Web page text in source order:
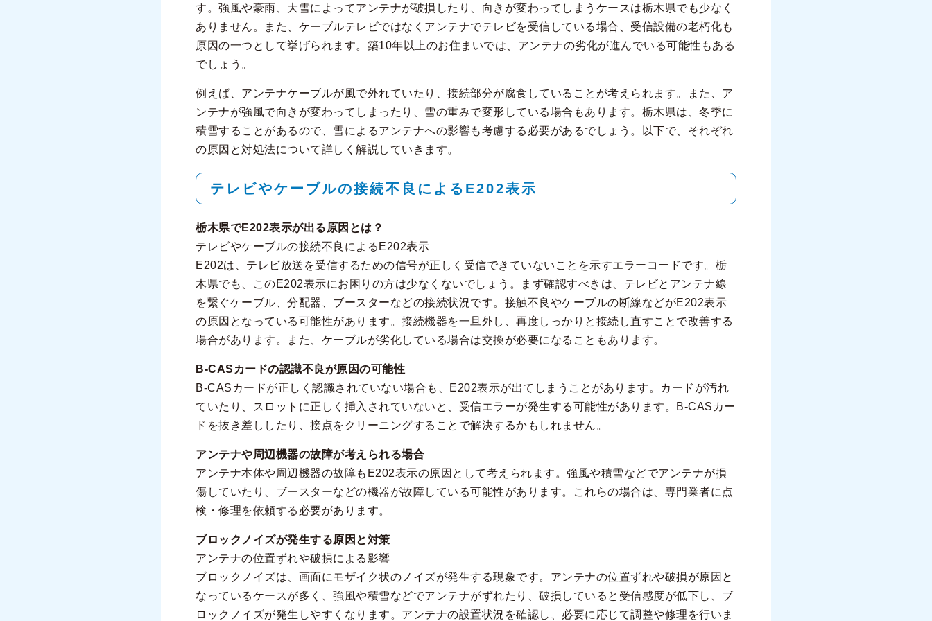
す。強風や豪雨、大雪によってアンテナが破損したり、向きが変わってしまうケースは栃木県でも少なく
ありません。また、ケーブルテレビではなくアンテナでテレビを受信している場合、受信設備の老朽化も
原因の一つとして挙げられます。築10年以上のお住まいでは、アンテナの劣化が進んでいる可能性もある
でしょう。
例えば、アンテナケーブルが風で外れていたり、接続部分が腐食していることが考えられます。また、ア
ンテナが強風で向きが変わってしまったり、雪の重みで変形している場合もあります。栃木県は、冬季に
積雪することがあるので、雪によるアンテナへの影響も考慮する必要があるでしょう。以下で、それぞれ
の原因と対処法について詳しく解説していきます。
テレビやケーブルの接続不良によるE202表示
栃木県でE202表示が出る原因とは？
テレビやケーブルの接続不良によるE202表示
E202は、テレビ放送を受信するための信号が正しく受信できていないことを示すエラーコードです。栃
木県でも、このE202表示にお困りの方は少なくないでしょう。まず確認すべきは、テレビとアンテナ線
を繋ぐケーブル、分配器、ブースターなどの接続状況です。接触不良やケーブルの断線などがE202表示
の原因となっている可能性があります。接続機器を一旦外し、再度しっかりと接続し直すことで改善する
場合があります。また、ケーブルが劣化している場合は交換が必要になることもあります。
B-CASカードの認識不良が原因の可能性
B-CASカードが正しく認識されていない場合も、E202表示が出てしまうことがあります。カードが汚れ
ていたり、スロットに正しく挿入されていないと、受信エラーが発生する可能性があります。B-CASカー
ドを抜き差ししたり、接点をクリーニングすることで解決するかもしれません。
アンテナや周辺機器の故障が考えられる場合
アンテナ本体や周辺機器の故障もE202表示の原因として考えられます。強風や積雪などでアンテナが損
傷していたり、ブースターなどの機器が故障している可能性があります。これらの場合は、専門業者に点
検・修理を依頼する必要があります。
ブロックノイズが発生する原因と対策
アンテナの位置ずれや破損による影響
ブロックノイズは、画面にモザイク状のノイズが発生する現象です。アンテナの位置ずれや破損が原因と
なっているケースが多く、強風や積雪などでアンテナがずれたり、破損していると受信感度が低下し、ブ
ロックノイズが発生しやすくなります。アンテナの設置状況を確認し、必要に応じて調整や修理を行いま